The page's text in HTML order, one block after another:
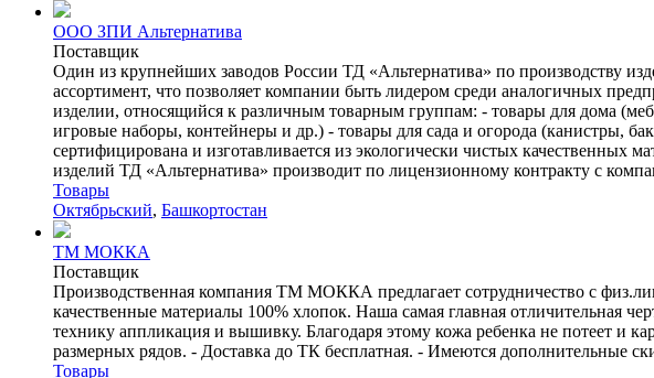
ООО ЗПИ Альтернатива
Поставщик
Один из крупнейших заводов России ТД «Альтернатива» по производству
ассортимент, что позволяет компании быть лидером среди аналогичных
изделии, относящийся к различным товарным группам: - товары для дома
игровые наборы, контейнеры и др.) - товары для сада и огорода (канистры,
сертифицирована и изготавливается из экологически чистых качественных
изделий ТД «Альтернатива» производит по лицензионному контракту с
Товары
Октябрьский, Башкортостан
ТМ МОККА
Поставщик
Производственная компания ТМ МОККА предлагает сотрудничество с
качественные материалы 100% хлопок. Наша самая главная отличительная
технику аппликация и вышивку. Благодаря этому кожа ребенка не потеет
размерных рядов. - Доставка до ТК бесплатная. - Имеются дополнительные
Товары